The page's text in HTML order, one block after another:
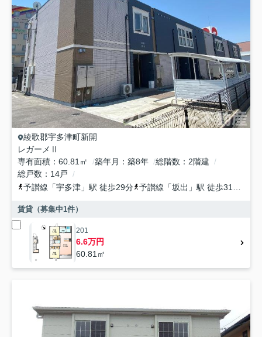
綾歌郡宇多津町新開
レガーメⅡ
専有面積
60.81㎡ 築年月 築8年 総階数
2階建
総戸数
14戸
予讃線 「宇多津 」駅 徒歩29分 予讃線 「坂出 」駅 徒歩31分
賃貸（募集中1件）
201
6.6万円
60.81㎡